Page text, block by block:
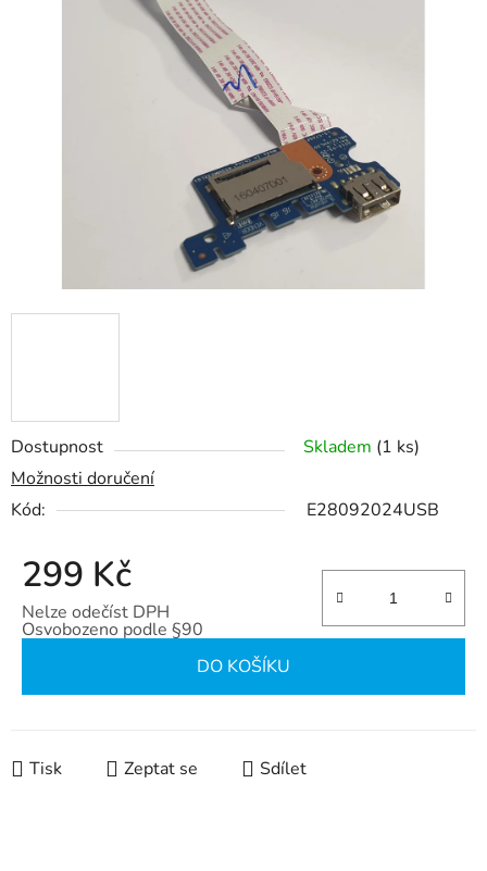
Dostupnost Skladem (1 ks)
Možnosti doručení
Kód:
E28092024USB
299 Kč
Nelze odečíst DPH
Osvobozeno podle §90
DO KOŠÍKU
Tisk Zeptat se Sdílet